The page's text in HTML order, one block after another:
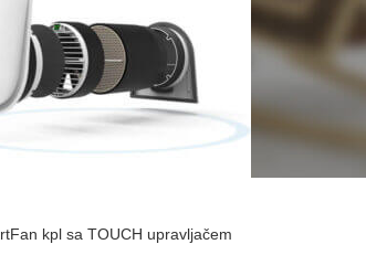
kpl sa TOUCH upravljačem